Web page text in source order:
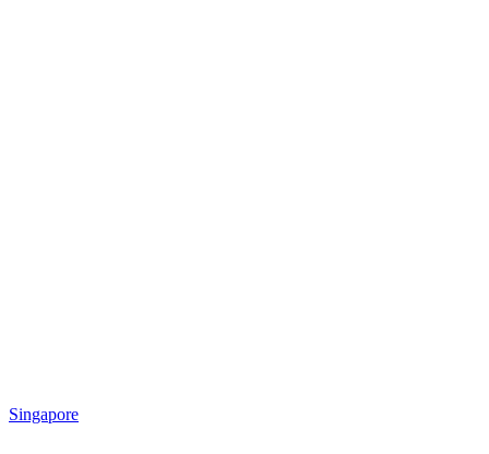
Singapore